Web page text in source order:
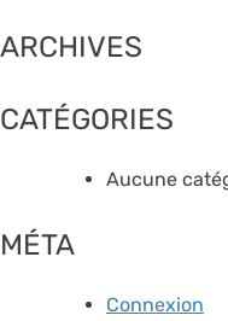
ARCHIVES
CATÉGORIES
Aucune
MÉTA
Connexion